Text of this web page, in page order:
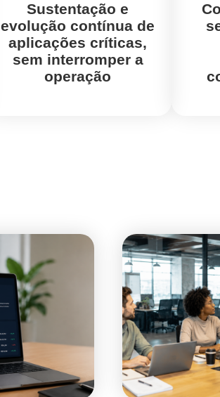
Sustentação e
evolução contínua de
aplicações críticas,
sem interromper a
operação